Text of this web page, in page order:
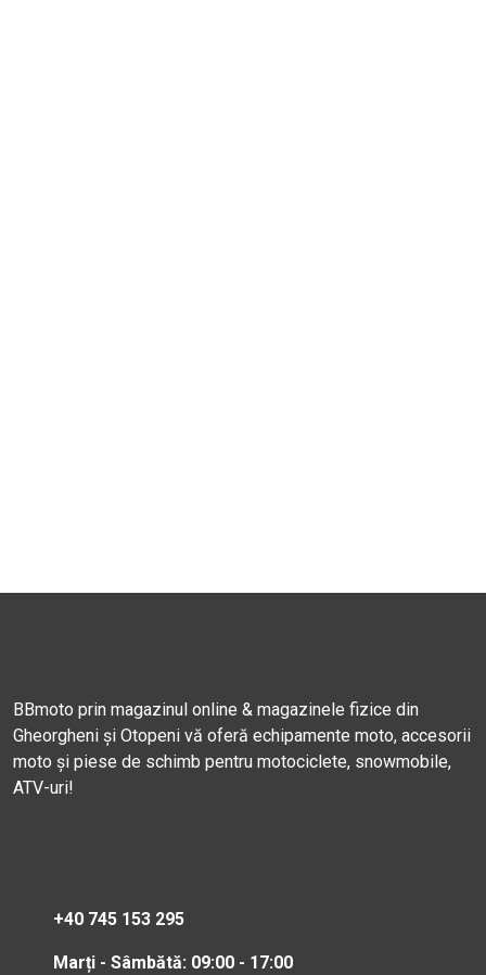
BBmoto prin magazinul online & magazinele fizice din
Gheorgheni și Otopeni vă oferă echipamente moto, accesorii
moto și piese de schimb pentru motociclete, snowmobile,
ATV-uri!
+40 745 153 295
Marți - Sâmbătă: 09:00 - 17:00